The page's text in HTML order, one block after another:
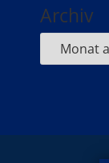
Archiv